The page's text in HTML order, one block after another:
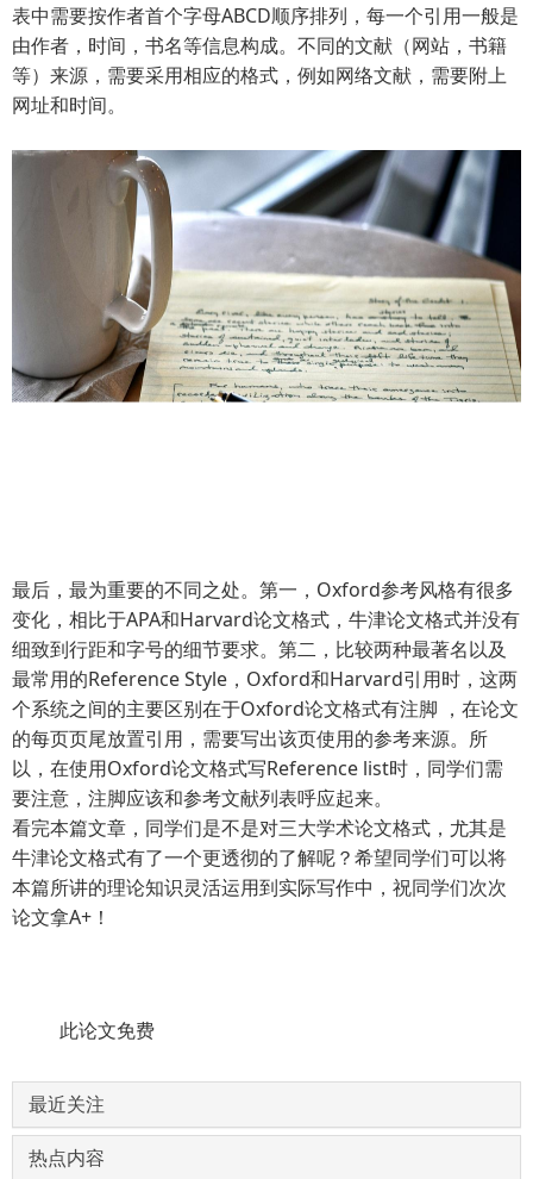
表中需要按作者首个字母ABCD顺序排列，每一个引用一般是
由作者，时间，书名等信息构成。不同的文献（网站，书籍
等）来源，需要采用相应的格式，例如网络文献，需要附上
网址和时间。
最后，最为重要的不同之处。第一，Oxford参考风格有很多
变化，相比于APA和Harvard论文格式，牛津论文格式并没有
细致到行距和字号的细节要求。第二，比较两种最著名以及
最常用的Reference Style，Oxford和Harvard引用时，这两
个系统之间的主要区别在于Oxford论文格式有注脚 ，在论文
的每页页尾放置引用，需要写出该页使用的参考来源。所
以，在使用Oxford论文格式写Reference list时，同学们需
要注意，注脚应该和参考文献列表呼应起来。
看完本篇文章，同学们是不是对三大学术论文格式，尤其是
牛津论文格式有了一个更透彻的了解呢？希望同学们可以将
本篇所讲的理论知识灵活运用到实际写作中，祝同学们次次
论文拿A+！
此论文免费
最近关注
热点内容